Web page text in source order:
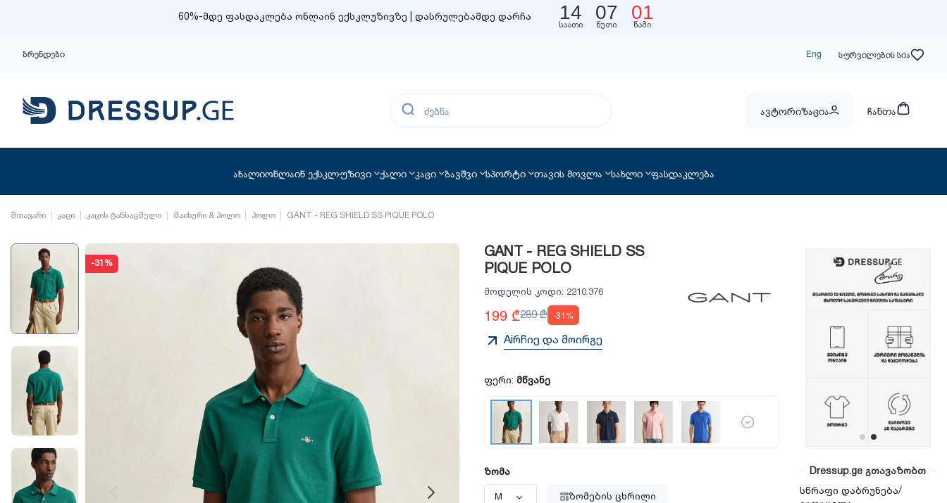
60%-მდე ფასდაკლება ონლაინ ექსკლუზივზე | დასრულებამდე დარჩა 14
საათი
07
წუთი
00
წამი
ბრენდები Eng სურვილების სია
ავტორიზაცია ჩანთა
ახალიონლაინ ექსკლუზივი ქალი კაცი ბავშვი სპორტი თავის მოვლა სახლი ფასდაკლება
მთავარი კაცი კაცის ტანსაცმელი მაისური & პოლო პოლო GANT - REG SHIELD SS PIQUE POLO
-31%
GANT - REG SHIELD SS
PIQUE POLO
მოდელის კოდი: 2210.376
199 ₾289 ₾ -31%
Aiრჩიე და მოირგე
ფერი: მწვანე
ზომა
ზომების ცხრილი
Dressup.ge გთავაზობთ
სწრაფი დაბრუნება/